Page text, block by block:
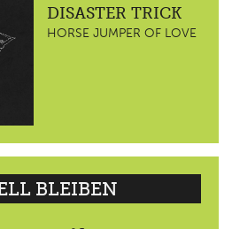
DISASTER TRICK
HORSE JUMPER OF LOVE
BLEIBEN